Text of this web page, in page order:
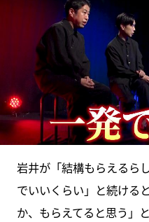
岩井が「結構もらえるら
でいいくらい」と続ける
か、もらえてると思う」